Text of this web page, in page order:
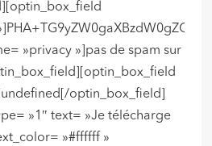
»privacy »]pas de spam sur
optin_box_field]
»1″ text= »Je télécharge
»#ffffff »